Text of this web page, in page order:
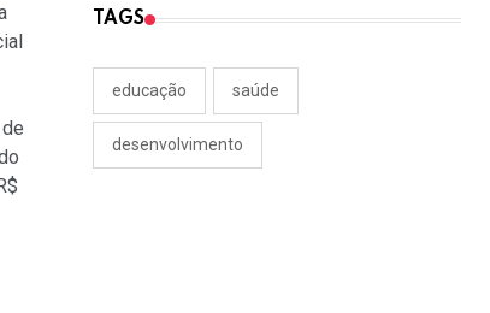
TAGS
educação saúde
desenvolvimento